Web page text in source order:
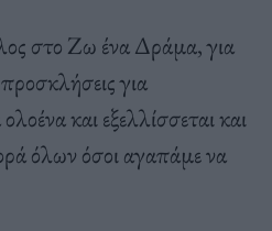
στο Ζω ένα Δράμα, για
για
και εξελλίσσεται και
όλων όσοι αγαπάμε να